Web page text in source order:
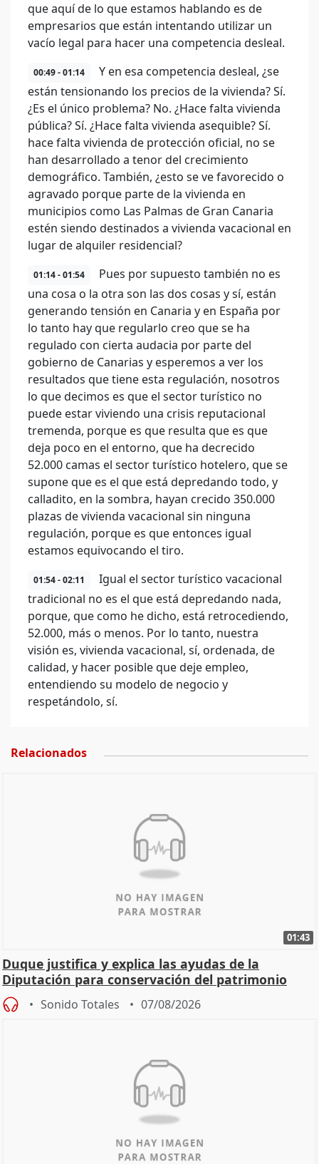
que aquí de lo que estamos hablando es de
empresarios que están intentando utilizar un
vacío legal para hacer una competencia desleal.
00:49 - 01:14
Y en esa competencia desleal, ¿se
están tensionando los precios de la vivienda? Sí.
¿Es el único problema? No. ¿Hace falta vivienda
pública? Sí. ¿Hace falta vivienda asequible? Sí.
hace falta vivienda de protección oficial, no se
han desarrollado a tenor del crecimiento
demográfico. También, ¿esto se ve favorecido o
agravado porque parte de la vivienda en
municipios como Las Palmas de Gran Canaria
estén siendo destinados a vivienda vacacional en
lugar de alquiler residencial?
01:14 - 01:54
Pues por supuesto también no es
una cosa o la otra son las dos cosas y sí, están
generando tensión en Canaria y en España por
lo tanto hay que regularlo creo que se ha
regulado con cierta audacia por parte del
gobierno de Canarias y esperemos a ver los
resultados que tiene esta regulación, nosotros
lo que decimos es que el sector turístico no
puede estar viviendo una crisis reputacional
tremenda, porque es que resulta que es que
deja poco en el entorno, que ha decrecido
52.000 camas el sector turístico hotelero, que se
supone que es el que está depredando todo, y
calladito, en la sombra, hayan crecido 350.000
plazas de vivienda vacacional sin ninguna
regulación, porque es que entonces igual
estamos equivocando el tiro.
01:54 - 02:11
Igual el sector turístico vacacional
tradicional no es el que está depredando nada,
porque, que como he dicho, está retrocediendo,
52.000, más o menos. Por lo tanto, nuestra
visión es, vivienda vacacional, sí, ordenada, de
calidad, y hacer posible que deje empleo,
entendiendo su modelo de negocio y
respetándolo, sí.
Relacionados
01:43
Duque justifica y explica las ayudas de la
Diputación para conservación del patrimonio
Sonido Totales 07/08/2026